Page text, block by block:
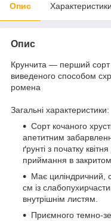
Опис Характеристики
Опис
Крунчита — перший сорт
виведеного способом
ромена
Загальні характеристики:
Сорт кочаного
апетитним
ґрунті з початку
приймання в
Має циліндричний,
см із
внутрішнім листям.
Приємного темно-